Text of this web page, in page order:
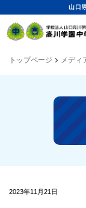
山口
トップページ メディ
2023年11月21日